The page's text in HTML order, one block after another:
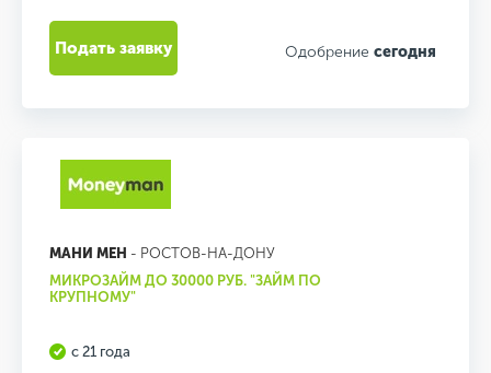
Одобрение сегодня
Подать заявку
МАНИ МЕН - РОСТОВ-НА-ДОНУ
МИКРОЗАЙМ ДО 30000 РУБ. "ЗАЙМ ПО
КРУПНОМУ"
с 21 года